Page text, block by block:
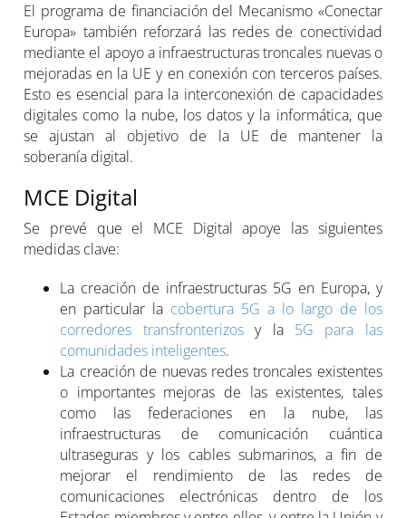
El programa de financiación del Mecanismo «Conectar
Europa» también reforzará las redes de conectividad
mediante el apoyo a infraestructuras troncales nuevas o
mejoradas en la UE y en conexión con terceros países.
Esto es esencial para la interconexión de capacidades
digitales como la nube, los datos y la informática, que
se ajustan al objetivo de la UE de mantener la
soberanía digital.
MCE Digital
Se prevé que el MCE Digital apoye las siguientes
medidas clave:
La creación de infraestructuras 5G en Europa, y
en particular la cobertura 5G a lo largo de los
corredores transfronterizosy la 5G para las
comunidades inteligentes.
La creación de nuevas redes troncales existentes
o importantes mejoras de las existentes, tales
como las federaciones en la nube, las
infraestructuras de comunicación cuántica
ultraseguras y los cables submarinos, a fin de
mejorar el rendimiento de las redes de
comunicaciones electrónicas dentro de los